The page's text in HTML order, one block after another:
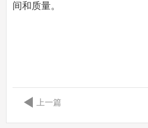
间和质量。
上一篇